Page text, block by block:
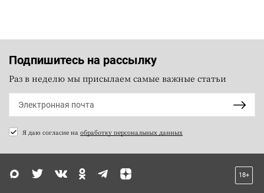
Подпишитесь на рассылку
Раз в неделю мы присылаем самые важные статьи
Я даю согласие на обработку персональных данных
18+